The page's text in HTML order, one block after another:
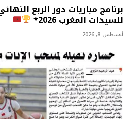
برنامج مباريات دور الربع
للسيدات المغرب 2026*
أغسطس 8, 2026